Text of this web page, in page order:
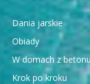
Dania jarskie
Obiady
W domach z betonu
Krok po kroku